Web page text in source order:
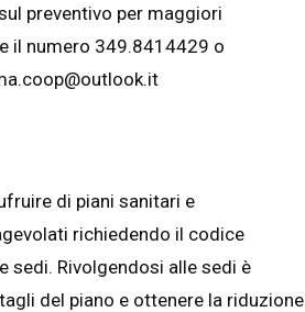
preventivo per maggiori
il numero 349.8414429 o
di piani sanitari e
richiedendo il codice
sedi. Rivolgendosi alle sedi è
del piano e ottenere la riduzione